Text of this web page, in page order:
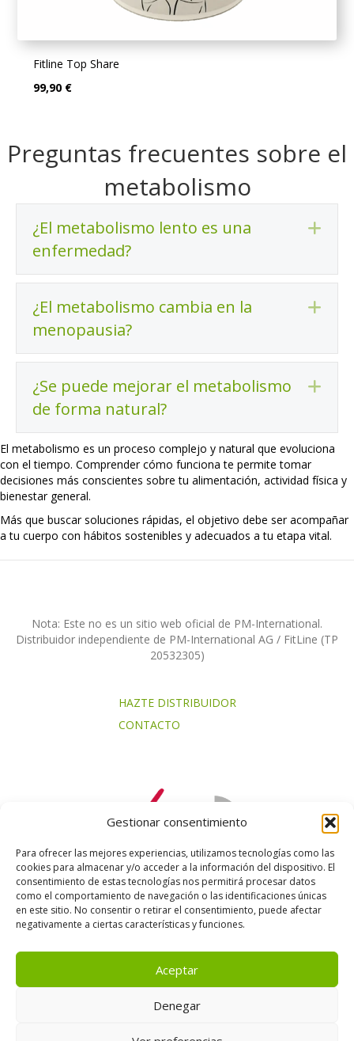
Gestionar consentimiento
Para ofrecer las mejores experiencias, utilizamos tecnologías como las
cookies para almacenar y/o acceder a la información del dispositivo. El
consentimiento de estas tecnologías nos permitirá procesar datos
como el comportamiento de navegación o las identificaciones únicas
en este sitio. No consentir o retirar el consentimiento, puede afectar
negativamente a ciertas características y funciones.
Aceptar
Denegar
Fitline Top Share
99,90 €
Preguntas frecuentes sobre el
metabolismo
¿El metabolismo lento es una
enfermedad?
¿El metabolismo cambia en la
menopausia?
¿Se puede mejorar el metabolismo
de forma natural?
El metabolismo es un proceso complejo y natural que evoluciona
con el tiempo. Comprender cómo funciona te permite tomar
decisiones más conscientes sobre tu alimentación, actividad física y
bienestar general.
Más que buscar soluciones rápidas, el objetivo debe ser acompañar
a tu cuerpo con hábitos sostenibles y adecuados a tu etapa vital.
Nota: Este no es un sitio web oficial de PM-International.
Distribuidor independiente de PM-International AG / FitLine (TP
20532305)
HAZTE DISTRIBUIDOR
CONTACTO